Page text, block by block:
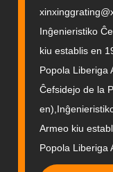
Inĝenieristiko
kiu establis en
Popola Liberiga
Ĉefsidejo de la
Armeo kiu
Popola Liberiga